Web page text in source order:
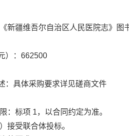
《新疆维吾尔自治区人民医院志》图
）： 662500
： 具体采购要求详见磋商文件
： 标项 1，以合同约定为准。
）接受联合体投标。